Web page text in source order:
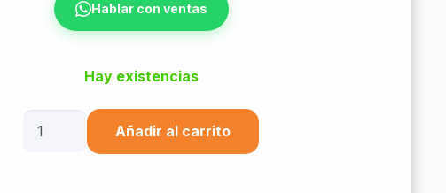
Hablar con ventas
Hay existencias
Añadir al carrito